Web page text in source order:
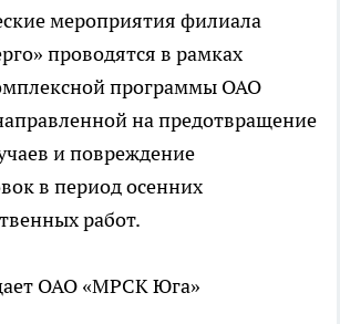
мероприятия филиала
проводятся в рамках
программы ОАО
на предотвращение
и повреждение
в период осенних
работ.
ОАО «МРСК Юга»